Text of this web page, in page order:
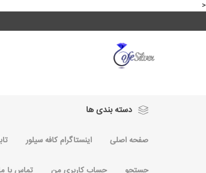
<
دسته بندی ها
صفحه اصلی اینستاگرام کافه سیلور
جستجو حساب کاربری من تماس با